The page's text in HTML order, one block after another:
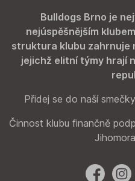
Bulldogs Brno je
nejúspěšnějším
struktura klubu zahrnuje
jejichž elitní týmy hrají
Přidej se do naší
Činnost klubu finančně